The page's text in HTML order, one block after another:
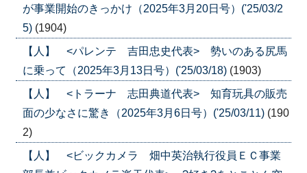
が事業開始のきっかけ（2025年3月20日号）('25/03/2
5) (1904)
【人】 <パレンテ 吉田忠史代表> 勢いのある尻馬
に乗って（2025年3月13日号）('25/03/18) (1903)
【人】 <トラーナ 志田典道代表> 知育玩具の販売
面の少なさに驚き（2025年3月6日号）('25/03/11) (190
2)
【人】 <ビックカメラ 畑中英治執行役員ＥＣ事業